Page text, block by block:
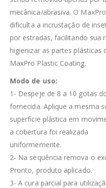
mecânica/abrasiva. O
dificulta a incrustação de
por estradas, facilitando sua
higienizar as partes
MaxPro Plastic Coating.
Modo de uso:
1- Despeje de 8 a 10 gotas
fornecida. Aplique a mesma
superfície plástica em
a cobertura foi realizada
uniformemente.
2- Na sequência remova o
Pronto, produto aplicado.
3- A cura parcial para